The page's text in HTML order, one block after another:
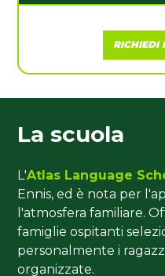
RICHIEDI
La scuola
L'Atlas Language
Ennis, ed è nota per
l'atmosfera familiare.
famiglie ospitanti
personalmente i
organizzate.